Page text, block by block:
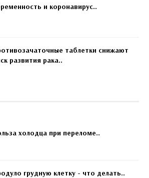
и коронавирус..
таблетки снижают
развития рака..
холодца при переломе..
грудную клетку - что делать..